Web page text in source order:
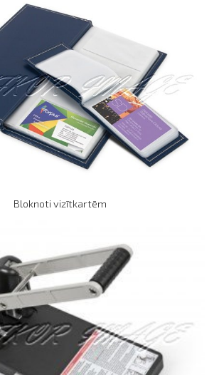
Bloknoti vizītkartēm